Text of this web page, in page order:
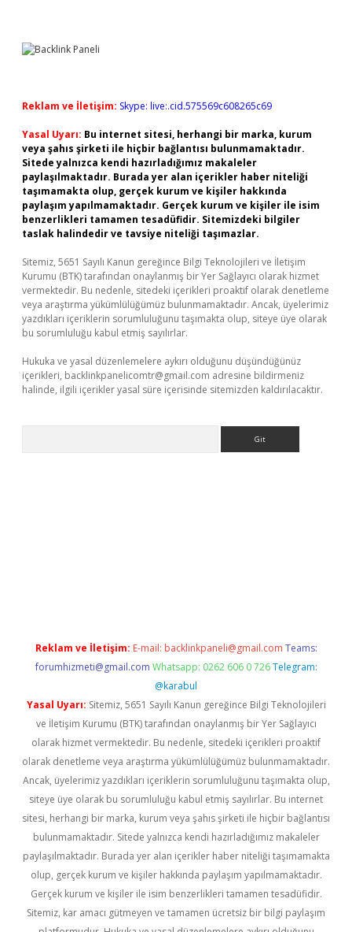
Reklam ve İletişim: Skype: live:.cid.575569c608265c69
Yasal Uyarı: Bu internet sitesi, herhangi bir marka, kurum
veya şahıs şirketi ile hiçbir bağlantısı bulunmamaktadır.
Sitede yalnızca kendi hazırladığımız makaleler
paylaşılmaktadır. Burada yer alan içerikler haber niteliği
taşımamakta olup, gerçek kurum ve kişiler hakkında
paylaşım yapılmamaktadır. Gerçek kurum ve kişiler ile isim
benzerlikleri tamamen tesadüfidir. Sitemizdeki bilgiler
taslak halindedir ve tavsiye niteliği taşımazlar.
Sitemiz, 5651 Sayılı Kanun gereğince Bilgi Teknolojileri ve İletişim
Kurumu (BTK) tarafından onaylanmış bir Yer Sağlayıcı olarak hizmet
vermektedir. Bu nedenle, sitedeki içerikleri proaktif olarak denetleme
veya araştırma yükümlülüğümüz bulunmamaktadır. Ancak, üyelerimiz
yazdıkları içeriklerin sorumluluğunu taşımakta olup, siteye üye olarak
bu sorumluluğu kabul etmiş sayılırlar.
Hukuka ve yasal düzenlemelere aykırı olduğunu düşündüğünüz
içerikleri, backlinkpanelicomtr@gmail.com adresine bildirmeniz
halinde, ilgili içerikler yasal süre içerisinde sitemizden kaldırılacaktır.
Reklam ve İletişim: E-mail: backlinkpaneli@gmail.com Teams:
forumhizmeti@gmail.com Whatsapp: 0262 606 0 726 Telegram:
@karabul
Yasal Uyarı: Sitemiz, 5651 Sayılı Kanun gereğince Bilgi Teknolojileri
ve İletişim Kurumu (BTK) tarafından onaylanmış bir Yer Sağlayıcı
olarak hizmet vermektedir. Bu nedenle, sitedeki içerikleri proaktif
olarak denetleme veya araştırma yükümlülüğümüz bulunmamaktadır.
Ancak, üyelerimiz yazdıkları içeriklerin sorumluluğunu taşımakta olup,
siteye üye olarak bu sorumluluğu kabul etmiş sayılırlar. Bu internet
sitesi, herhangi bir marka, kurum veya şahıs şirketi ile hiçbir bağlantısı
bulunmamaktadır. Sitede yalnızca kendi hazırladığımız makaleler
paylaşılmaktadır. Burada yer alan içerikler haber niteliği taşımamakta
olup, gerçek kurum ve kişiler hakkında paylaşım yapılmamaktadır.
Gerçek kurum ve kişiler ile isim benzerlikleri tamamen tesadüfidir.
Sitemiz, kar amacı gütmeyen ve tamamen ücretsiz bir bilgi paylaşım